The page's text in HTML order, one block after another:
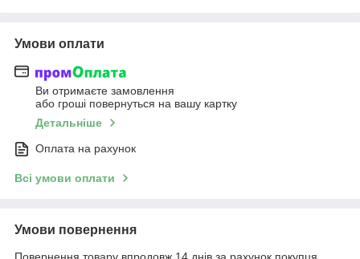
Умови оплати
Ви отримаєте замовлення
або гроші повернуться на вашу картку
Детальніше
Оплата на рахунок
Всі умови оплати
Умови повернення